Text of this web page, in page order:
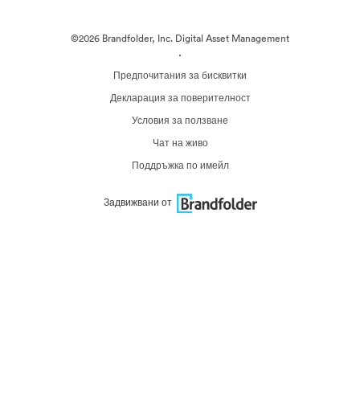
©2026 Brandfolder, Inc. Digital Asset Management
·
Предпочитания за бисквитки
Декларация за поверителност
Условия за ползване
Чат на живо
Поддръжка по имейл
Задвижвани от